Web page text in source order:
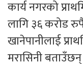
कार्य नगरको
लागि ३६ करोड
खानेपानीलाई
मरासिनी